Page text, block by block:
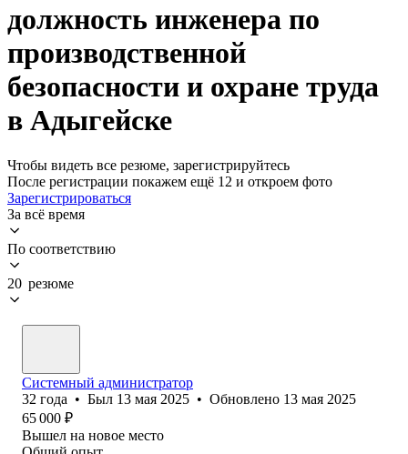
должность инженера по
производственной
безопасности и охране труда
в Адыгейске
Чтобы видеть все резюме, зарегистрируйтесь
После регистрации покажем ещё 12 и откроем фото
Зарегистрироваться
За всё время
По соответствию
20 резюме
Системный администратор
32 года • Был 13 мая 2025 • Обновлено 13 мая 2025
65 000 ₽
Вышел на новое место